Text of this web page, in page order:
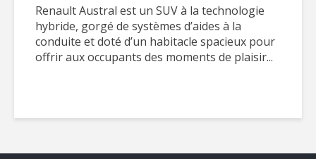
Renault Austral est un SUV à la technologie
hybride, gorgé de systèmes d’aides à la
conduite et doté d’un habitacle spacieux pour
offrir aux occupants des moments de plaisir...